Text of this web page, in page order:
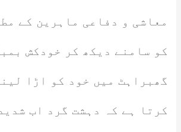
معاشی و دفاعی ماہرین کے
کو سامنے دیکھ کر خودکش
گھبراہٹ میں خود کو اڑا
کرتا ہے کہ دہشت گرد اب